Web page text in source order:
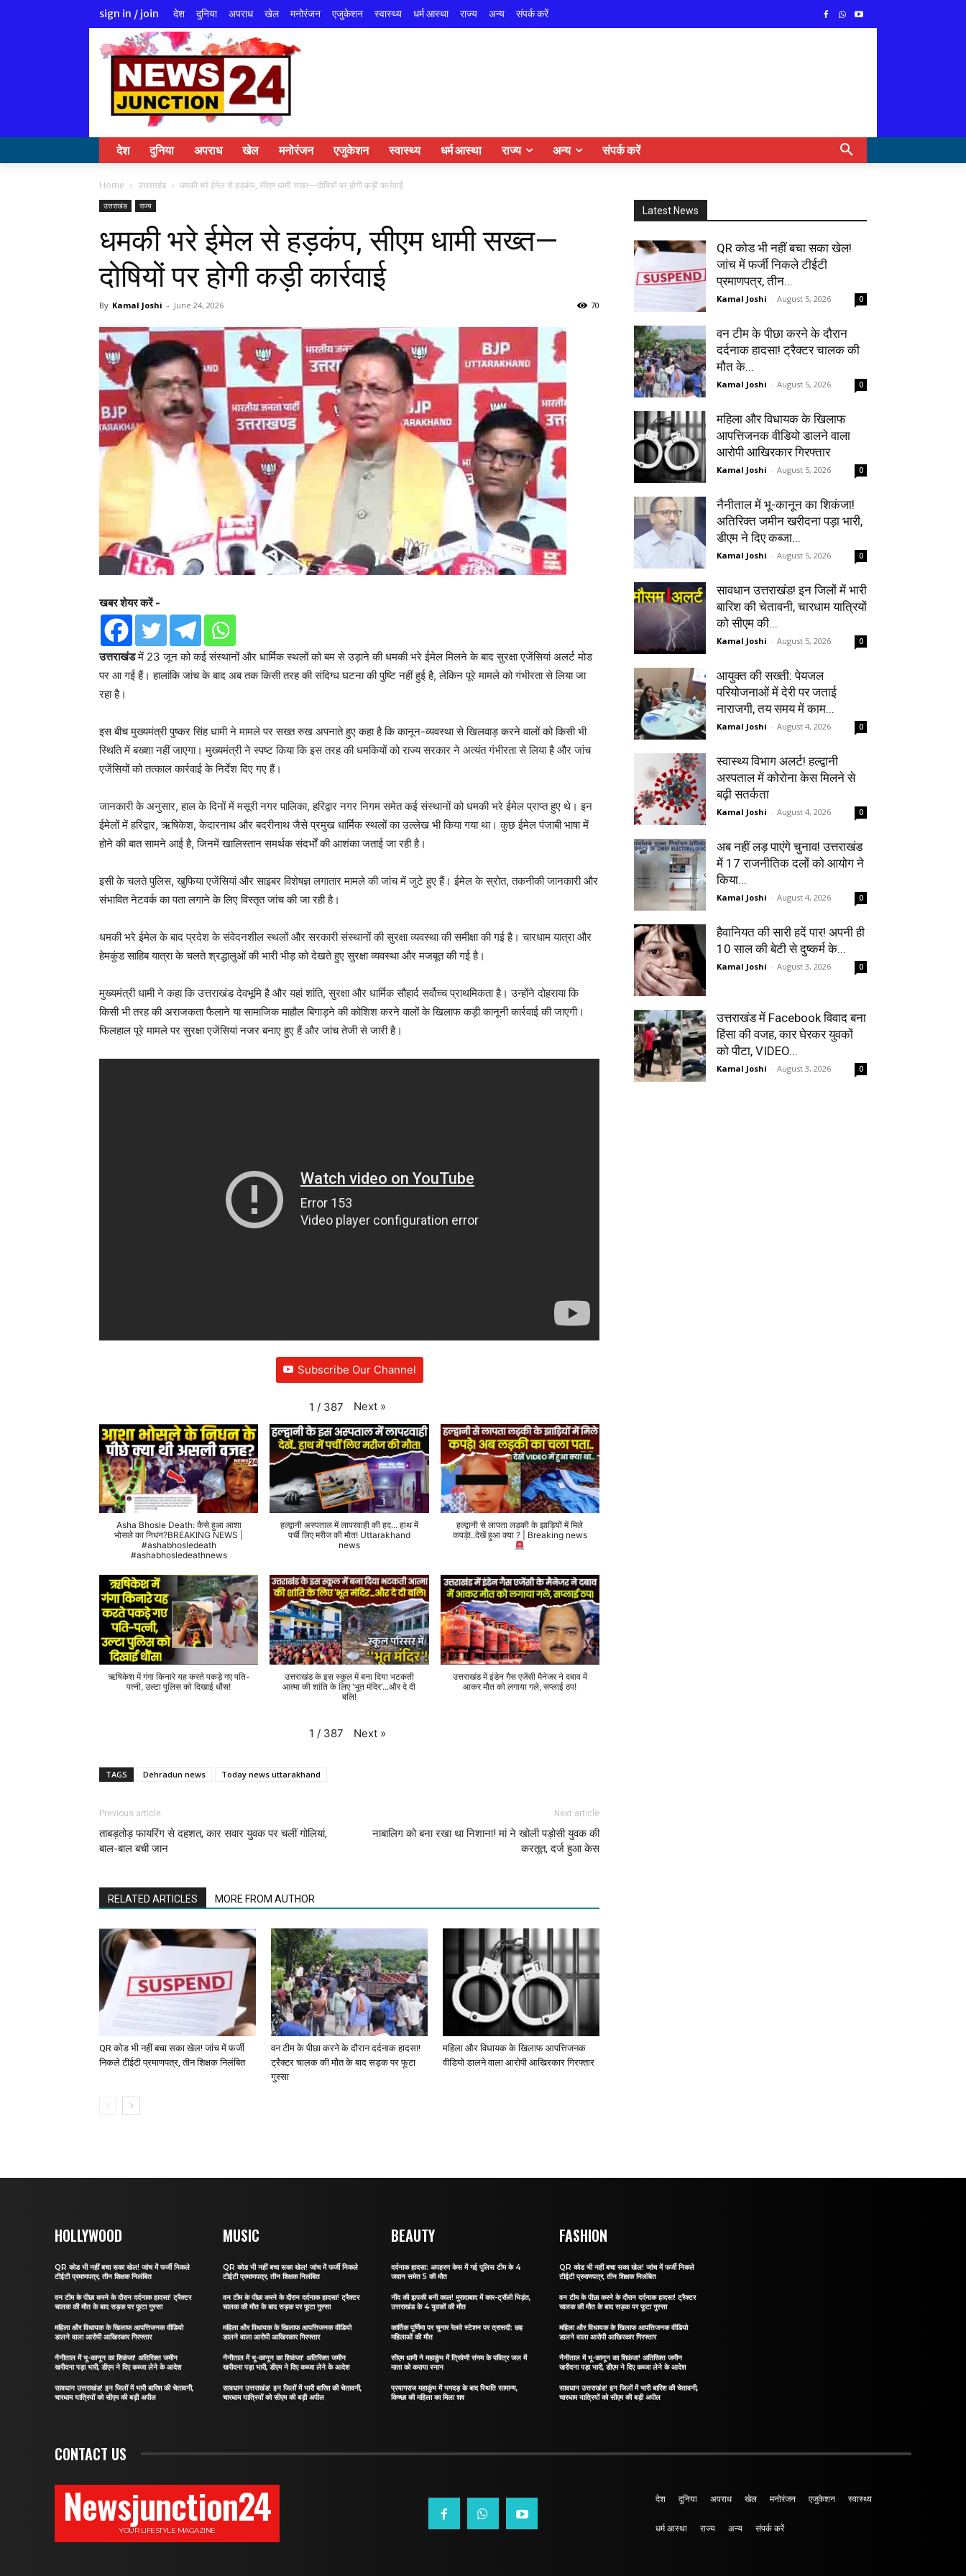
sign in / join देश दुनिया अपराध खेल मनोरंजन एजुकेशन स्वास्थ्य धर्म आस्था राज्य अन्य संपर्क करें
देश दुनिया अपराध खेल मनोरंजन एजुकेशन स्वास्थ्य धर्म आस्था राज्य अन्य संपर्क करें
Home उत्तराखंड धमकी भरे ईमेल से हड़कंप, सीएम धामी सख्त—दोषियों पर होगी कड़ी कार्रवाई
उत्तराखंड राज्य
धमकी भरे ईमेल से हड़कंप, सीएम धामी सख्त—
दोषियों पर होगी कड़ी कार्रवाई
By Kamal Joshi - June 24, 2026 70
खबर शेयर करें -
उत्तराखंडमें 23 जून को कई संस्थानों और धार्मिक स्थलों को बम से उड़ाने की धमकी भरे ईमेल मिलने के बाद सुरक्षा एजेंसियां अलर्ट मोड
पर आ गई हैं। हालांकि जांच के बाद अब तक किसी तरह की संदिग्ध घटना की पुष्टि नहीं हुई है, लेकिन पूरे मामले को गंभीरता से लिया जा
रहा है।
इस बीच मुख्यमंत्री पुष्कर सिंह धामी ने मामले पर सख्त रुख अपनाते हुए कहा है कि कानून-व्यवस्था से खिलवाड़ करने वालों को किसी भी
स्थिति में बख्शा नहीं जाएगा। मुख्यमंत्री ने स्पष्ट किया कि इस तरह की धमकियों को राज्य सरकार ने अत्यंत गंभीरता से लिया है और जांच
एजेंसियों को तत्काल कार्रवाई के निर्देश दिए गए हैं।
जानकारी के अनुसार, हाल के दिनों में मसूरी नगर पालिका, हरिद्वार नगर निगम समेत कई संस्थानों को धमकी भरे ईमेल प्राप्त हुए थे। इन
ईमेलों में हरिद्वार, ऋषिकेश, केदारनाथ और बदरीनाथ जैसे प्रमुख धार्मिक स्थलों का उल्लेख भी किया गया था। कुछ ईमेल पंजाबी भाषा में
होने की बात सामने आई है, जिनमें खालिस्तान समर्थक संदर्भों की आशंका जताई जा रही है।
इसी के चलते पुलिस, खुफिया एजेंसियां और साइबर विशेषज्ञ लगातार मामले की जांच में जुटे हुए हैं। ईमेल के स्रोत, तकनीकी जानकारी और
संभावित नेटवर्क का पता लगाने के लिए विस्तृत जांच की जा रही है।
धमकी भरे ईमेल के बाद प्रदेश के संवेदनशील स्थलों और सरकारी संस्थानों की सुरक्षा व्यवस्था की समीक्षा की गई है। चारधाम यात्रा और
हेमकुंड साहिब यात्रा के चलते श्रद्धालुओं की भारी भीड़ को देखते हुए सुरक्षा व्यवस्था और मजबूत की गई है।
मुख्यमंत्री धामी ने कहा कि उत्तराखंड देवभूमि है और यहां शांति, सुरक्षा और धार्मिक सौहार्द सर्वोच्च प्राथमिकता है। उन्होंने दोहराया कि
किसी भी तरह की अराजकता फैलाने या सामाजिक माहौल बिगाड़ने की कोशिश करने वालों के खिलाफ कड़ी कानूनी कार्रवाई की जाएगी।
फिलहाल पूरे मामले पर सुरक्षा एजेंसियां नजर बनाए हुए हैं और जांच तेजी से जारी है।
Subscribe Our Channel
1 / 387 Next »
Asha Bhosle Death: कैसे हुआ आशा
भोसले का निधन?BREAKING NEWS |
#ashabhosledeath
#ashabhosledeathnews
हल्द्वानी अस्पताल में लापरवाही की हद... हाथ में
पर्ची लिए मरीज की मौत! Uttarakhand
news
हल्द्वानी से लापता लड़की के झाड़ियों में मिले
कपड़े!..देखें हुआ क्या ? | Breaking news
ऋषिकेश में गंगा किनारे यह करते पकड़े गए पति-
पत्नी, उल्टा पुलिस को दिखाई धौंस!
उत्तराखंड के इस स्कूल में बना दिया भटकती
आत्मा की शांति के लिए 'भूत मंदिर'...और दे दी
बलि!
उत्तराखंड में इंडेन गैस एजेंसी मैनेजर ने दबाव में
आकर मौत को लगाया गले, सप्लाई ठप!
1 / 387 Next »
TAGS Dehradun news Today news uttarakhand
Previous article
ताबड़तोड़ फायरिंग से दहशत, कार सवार युवक पर चलीं गोलियां,
बाल-बाल बची जान
Next article
नाबालिग को बना रखा था निशाना! मां ने खोली पड़ोसी युवक की
करतूत, दर्ज हुआ केस
RELATED ARTICLES MORE FROM AUTHOR
QR कोड भी नहीं बचा सका खेल! जांच में फर्जी
निकले टीईटी प्रमाणपत्र, तीन शिक्षक निलंबित
वन टीम के पीछा करने के दौरान दर्दनाक हादसा!
ट्रैक्टर चालक की मौत के बाद सड़क पर फूटा
गुस्सा
महिला और विधायक के खिलाफ आपत्तिजनक
वीडियो डालने वाला आरोपी आखिरकार गिरफ्तार
Latest News
QR कोड भी नहीं बचा सका खेल!
जांच में फर्जी निकले टीईटी
प्रमाणपत्र, तीन...
Kamal Joshi - August 5, 2026 0
वन टीम के पीछा करने के दौरान
दर्दनाक हादसा! ट्रैक्टर चालक की
मौत के...
Kamal Joshi - August 5, 2026 0
महिला और विधायक के खिलाफ
आपत्तिजनक वीडियो डालने वाला
आरोपी आखिरकार गिरफ्तार
Kamal Joshi - August 5, 2026 0
नैनीताल में भू-कानून का शिकंजा!
अतिरिक्त जमीन खरीदना पड़ा भारी,
डीएम ने दिए कब्जा...
Kamal Joshi - August 5, 2026 0
सावधान उत्तराखंड! इन जिलों में भारी
बारिश की चेतावनी, चारधाम यात्रियों
को सीएम की...
Kamal Joshi - August 5, 2026 0
आयुक्त की सख्ती: पेयजल
परियोजनाओं में देरी पर जताई
नाराजगी, तय समय में काम...
Kamal Joshi - August 4, 2026 0
स्वास्थ्य विभाग अलर्ट! हल्द्वानी
अस्पताल में कोरोना केस मिलने से
बढ़ी सतर्कता
Kamal Joshi - August 4, 2026 0
अब नहीं लड़ पाएंगे चुनाव! उत्तराखंड
में 17 राजनीतिक दलों को आयोग ने
किया...
Kamal Joshi - August 4, 2026 0
हैवानियत की सारी हदें पार! अपनी ही
10 साल की बेटी से दुष्कर्म के...
Kamal Joshi - August 3, 2026 0
उत्तराखंड में Facebook विवाद बना
हिंसा की वजह, कार घेरकर युवकों
को पीटा, VIDEO...
Kamal Joshi - August 3, 2026 0
HOLLYWOOD
QR कोड भी नहीं बचा सका खेल! जांच में फर्जी निकले
टीईटी प्रमाणपत्र, तीन शिक्षक निलंबित
वन टीम के पीछा करने के दौरान दर्दनाक हादसा! ट्रैक्टर
चालक की मौत के बाद सड़क पर फूटा गुस्सा
महिला और विधायक के खिलाफ आपत्तिजनक वीडियो
डालने वाला आरोपी आखिरकार गिरफ्तार
नैनीताल में भू-कानून का शिकंजा! अतिरिक्त जमीन
खरीदना पड़ा भारी, डीएम ने दिए कब्जा लेने के आदेश
सावधान उत्तराखंड! इन जिलों में भारी बारिश की चेतावनी,
चारधाम यात्रियों को सीएम की बड़ी अपील
MUSIC
QR कोड भी नहीं बचा सका खेल! जांच में फर्जी निकले
टीईटी प्रमाणपत्र, तीन शिक्षक निलंबित
वन टीम के पीछा करने के दौरान दर्दनाक हादसा! ट्रैक्टर
चालक की मौत के बाद सड़क पर फूटा गुस्सा
महिला और विधायक के खिलाफ आपत्तिजनक वीडियो
डालने वाला आरोपी आखिरकार गिरफ्तार
नैनीताल में भू-कानून का शिकंजा! अतिरिक्त जमीन
खरीदना पड़ा भारी, डीएम ने दिए कब्जा लेने के आदेश
सावधान उत्तराखंड! इन जिलों में भारी बारिश की चेतावनी,
चारधाम यात्रियों को सीएम की बड़ी अपील
BEAUTY
दर्दनाक हादसा: अपहरण केस में गई पुलिस टीम के 4
जवान समेत 5 की मौत
नींद की झपकी बनी काल! मुरादाबाद में कार-ट्रॉली भिड़ंत,
उत्तराखंड के 4 युवकों की मौत
कार्तिक पूर्णिमा पर चुनार रेलवे स्टेशन पर त्रासदी: छह
महिलाओं की मौत
सीएम धामी ने महाकुंभ में त्रिवेणी संगम के पवित्र जल में
माता को कराया स्नान
प्रयागराज महाकुंभ में भगदड़ के बाद स्थिति सामान्य,
किच्छा की महिला का मिला शव
FASHION
QR कोड भी नहीं बचा सका खेल! जांच में फर्जी निकले
टीईटी प्रमाणपत्र, तीन शिक्षक निलंबित
वन टीम के पीछा करने के दौरान दर्दनाक हादसा! ट्रैक्टर
चालक की मौत के बाद सड़क पर फूटा गुस्सा
महिला और विधायक के खिलाफ आपत्तिजनक वीडियो
डालने वाला आरोपी आखिरकार गिरफ्तार
नैनीताल में भू-कानून का शिकंजा! अतिरिक्त जमीन
खरीदना पड़ा भारी, डीएम ने दिए कब्जा लेने के आदेश
सावधान उत्तराखंड! इन जिलों में भारी बारिश की चेतावनी,
चारधाम यात्रियों को सीएम की बड़ी अपील
CONTACT US
Newsjunction24
YOUR LIFESTYLE MAGAZINE
देश दुनिया अपराध खेल मनोरंजन एजुकेशन स्वास्थ्य
धर्म आस्था राज्य अन्य संपर्क करें